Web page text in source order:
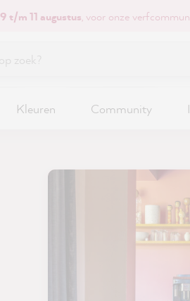
9 t/m 11 augustus, voor onze
Kleuren Community